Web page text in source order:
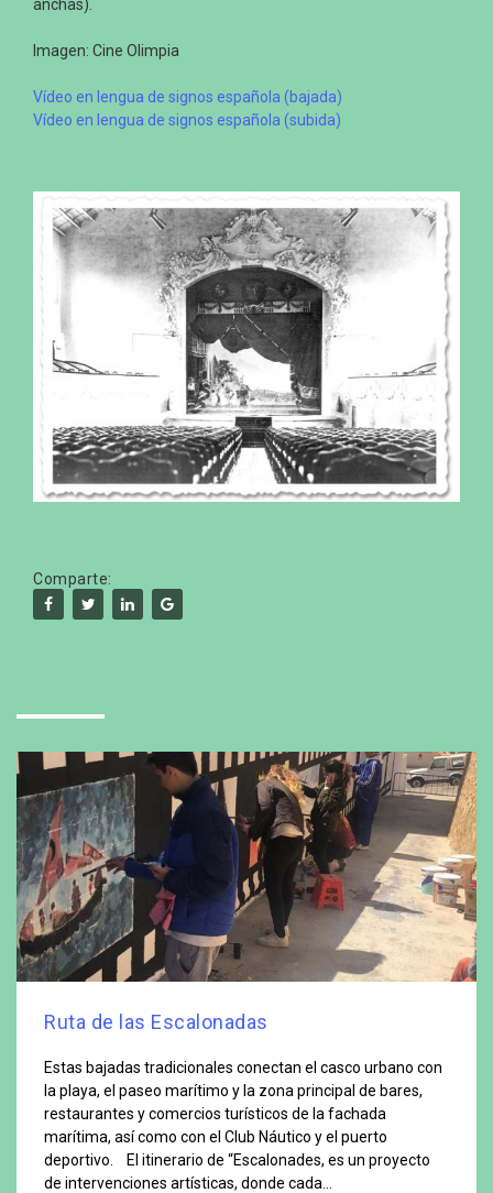
anchas).
Imagen: Cine Olimpia
Vídeo en lengua de signos española (bajada)
Vídeo en lengua de signos española (subida)
Comparte:
Ruta de las Escalonadas
Estas bajadas tradicionales conectan el casco urbano con
la playa, el paseo marítimo y la zona principal de bares,
restaurantes y comercios turísticos de la fachada
marítima, así como con el Club Náutico y el puerto
deportivo. El itinerario de “Escalonades, es un proyecto
de intervenciones artísticas, donde cada…